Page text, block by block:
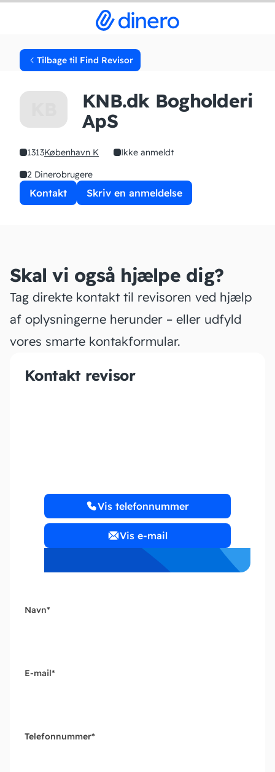
Tilbage til Find Revisor
KNB.dk Bogholderi
ApS
1313København K
Ikke anmeldt
2 Dinerobrugere
Kontakt Skriv en anmeldelse
Skal vi også hjælpe dig?
Tag direkte kontakt til revisoren ved hjælp
af oplysningerne herunder – eller udfyld
vores smarte kontakformular.
Kontakt revisor
Vis telefonnummer
Vis e-mail
Navn*
E-mail*
Telefonnummer*